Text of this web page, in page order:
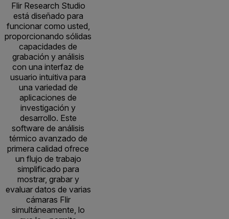
Flir Research Studio
está diseñado para
funcionar como usted,
proporcionando sólidas
capacidades de
grabación y análisis
con una interfaz de
usuario intuitiva para
una variedad de
aplicaciones de
investigación y
desarrollo. Este
software de análisis
térmico avanzado de
primera calidad ofrece
un flujo de trabajo
simplificado para
mostrar, grabar y
evaluar datos de varias
cámaras Flir
simultáneamente, lo